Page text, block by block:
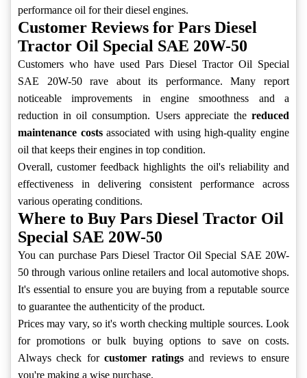
performance oil for their diesel engines.
Customer Reviews for Pars Diesel
Tractor Oil Special SAE 20W-50
Customers who have used Pars Diesel Tractor Oil Special
SAE 20W-50 rave about its performance. Many report
noticeable improvements in engine smoothness and a
reduction in oil consumption. Users appreciate the reduced
maintenance costsassociated with using high-quality engine
oil that keeps their engines in top condition.
Overall, customer feedback highlights the oil's reliability and
effectiveness in delivering consistent performance across
various operating conditions.
Where to Buy Pars Diesel Tractor Oil
Special SAE 20W-50
You can purchase Pars Diesel Tractor Oil Special SAE 20W-
50 through various online retailers and local automotive shops.
It's essential to ensure you are buying from a reputable source
to guarantee the authenticity of the product.
Prices may vary, so it's worth checking multiple sources. Look
for promotions or bulk buying options to save on costs.
Always check for customer ratings and reviews to ensure
you're making a wise purchase.